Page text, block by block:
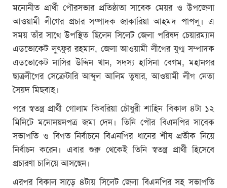
মনোনীত প্রার্থী পৌরসভার প্রতিষ্ঠাতা সাবেক মেয়র ও উপজেলা
আওয়ামী লীগের প্রচার সম্পাদক জাকারিয়া আহমদ পাপলু। এ
সময় তাঁর সাথে উপস্থিত ছিলেন সিলেট জেলা পরিষদ চেয়ারম্যান
এডভোকেট লুৎফুর রহমান, জেলা আওয়ামী লীগের যুগ্ম সম্পাদক
এডভোকেট নাসির উদ্দিন খান, সদস্য হাসিনা বেগম, মহানগর
ছাত্রলীগের সেক্রেটারি আব্দুল আলিম তুষার, আওয়ামী লীগ নেতা
সৈয়দ মিছবাহ।
পরে স্বতন্ত্র প্রার্থী গোলাম কিবরিয়া চৌধুরী শাহিন বিকাল ৪টা ১২
মিনিটে মনোনয়নপত্র জমা দেন। তিনি পৌর বিএনপির সাবেক
সভাপতি ও বিগত নির্বাচনে বিএনপির ধানের শীষ প্রতীক নিয়ে
নির্বাচন করেন। এবার শুরু থেকেই তিনি স্বতন্ত্র প্রার্থী হিসেবে
প্রচারণা চালিয়ে আসছেন।
এরপর বিকাল সাড়ে ৪টায় সিলেট জেলা বিএনপির সহ সভাপতি